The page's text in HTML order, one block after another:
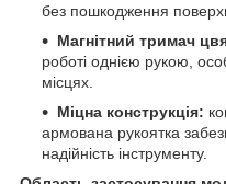
без пошкодження
Магнітний тримач
роботі однією рукою,
місцях.
Міцна конструкція:
армована рукоятка
надійність інструменту.